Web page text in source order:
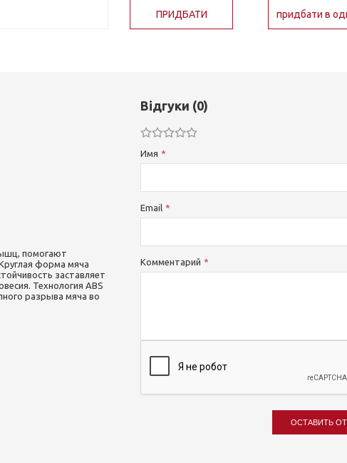
ПРИДБАТИ придбати в
помогают
форма мяча
заставляет
Технология ABS
разрыва мяча во
Відгуки (0)
Имя
Email
Комментарий
ОСТАВИТЬ